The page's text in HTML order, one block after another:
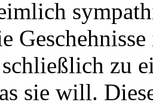
zu
sie will.